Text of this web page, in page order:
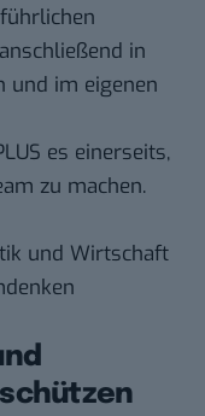
in
und im eigenen
es einerseits,
zu machen.
und Wirtschaft